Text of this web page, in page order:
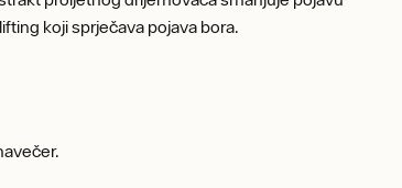
koji sprječava pojava bora.